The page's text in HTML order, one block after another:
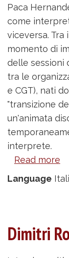
Paca
come
viceversa. Tra
momento di
delle sessioni
tra le
e CGT), nati
"transizione
un'animata
interprete.
Read more
Language
Dimitri